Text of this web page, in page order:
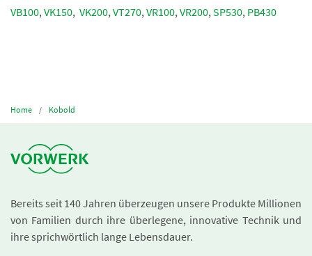
VB100, VK150, VK200, VT270, VR100, VR200, SP530, PB430
Home Kobold
Bereits seit 140 Jahren überzeugen unsere Produkte Millionen
von Familien durch ihre überlegene, innovative Technik und
ihre sprichwörtlich lange Lebensdauer.